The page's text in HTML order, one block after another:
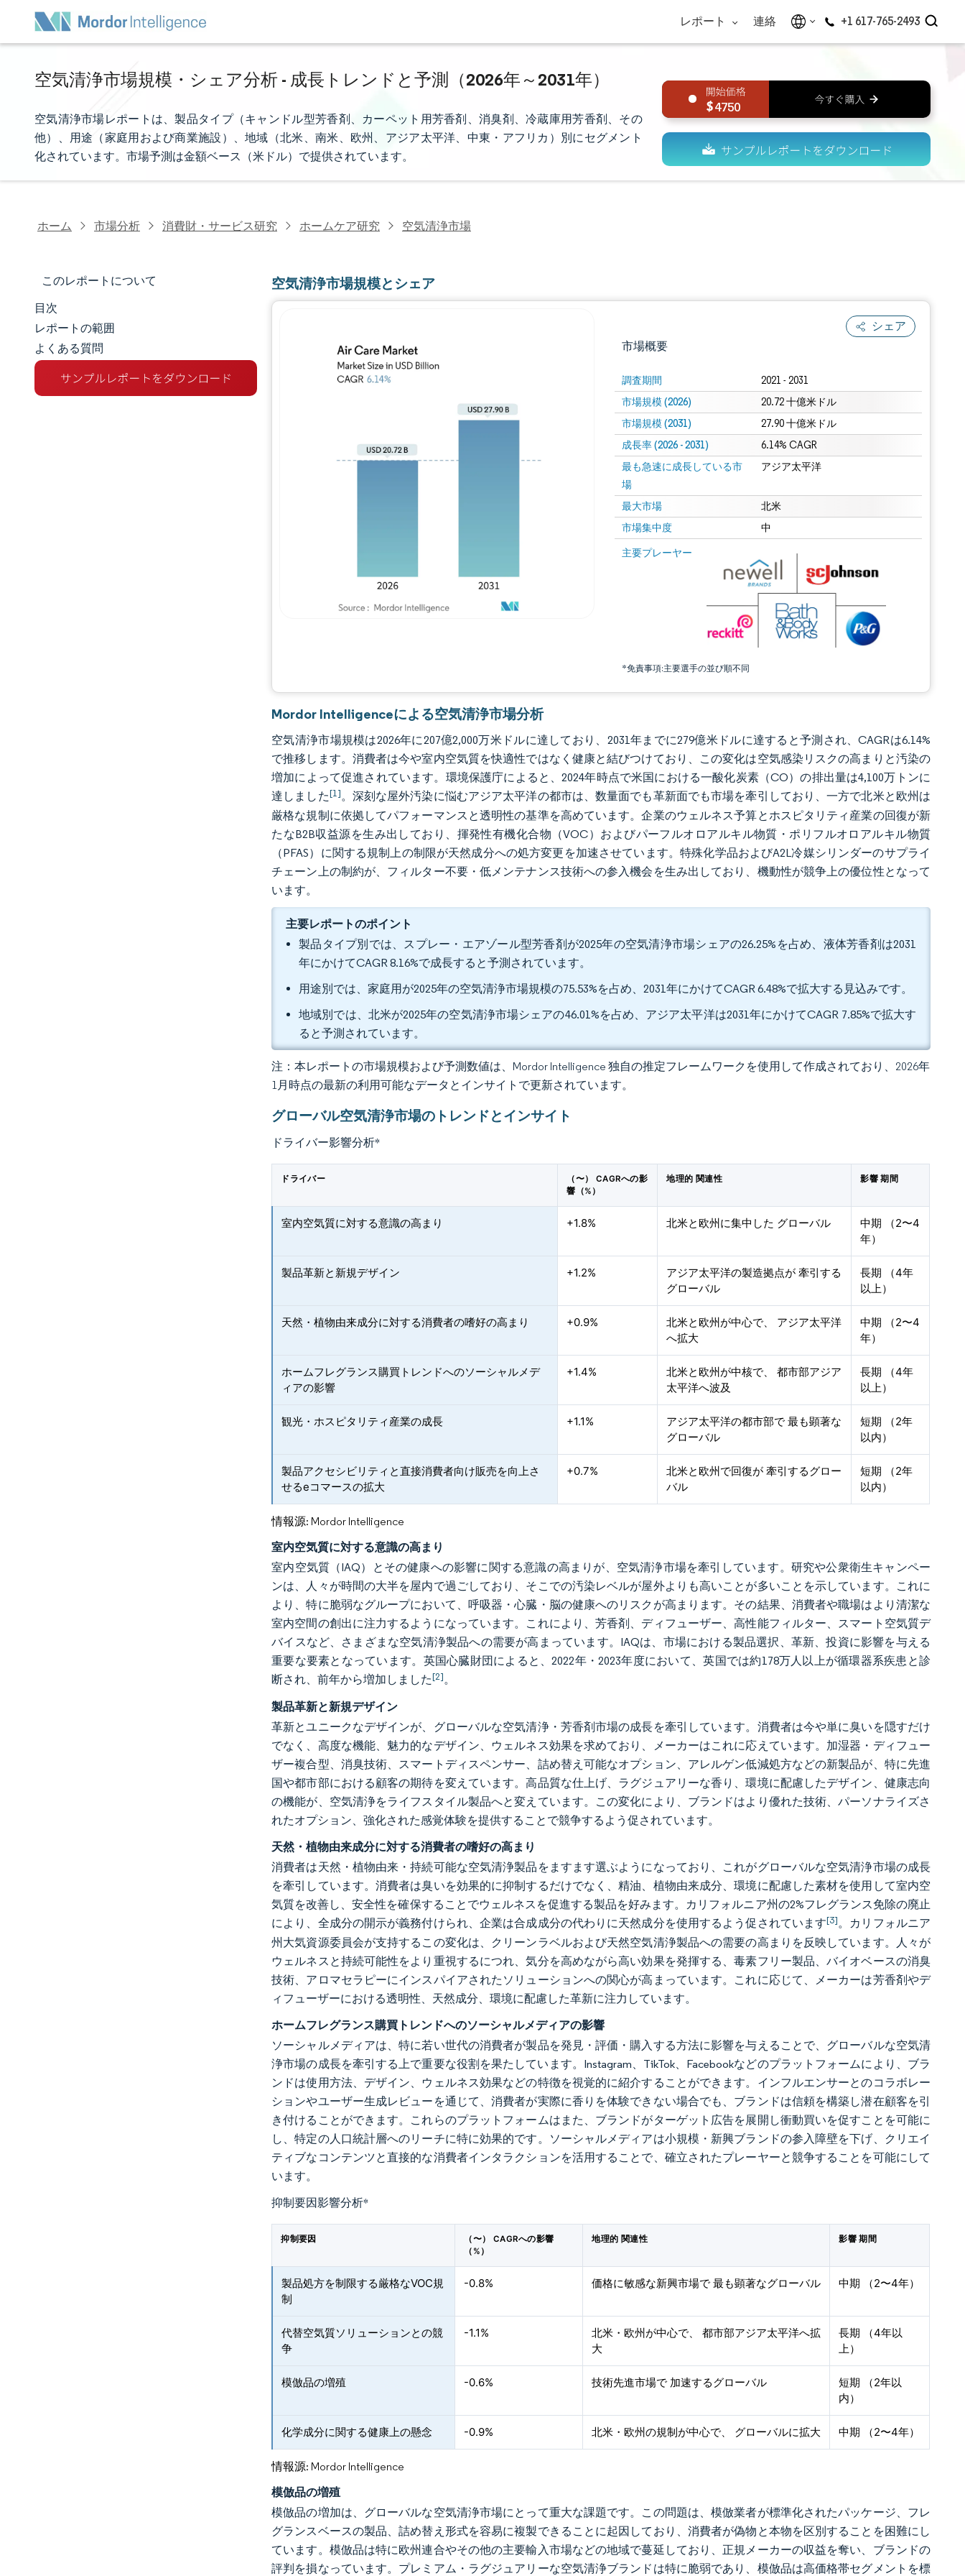
レポート 連絡 +1 617-765-2493
空気清浄市場規模・シェア分析 - 成長トレンドと予測（2026年～2031年）
空気清浄市場レポートは、製品タイプ（キャンドル型芳香剤、カーペット用芳香剤、消臭剤、冷蔵庫用芳香剤、その
他）、用途（家庭用および商業施設）、地域（北米、南米、欧州、アジア太平洋、中東・アフリカ）別にセグメント
化されています。市場予測は金額ベース（米ドル）で提供されています。
4750
ホーム 市場分析 消費財・サービス研究 ホームケア研究 空気清浄市場
このレポートについて
市場規模とシェア
市場分析
トレンドとインサイト
目次
レポートの範囲
よくある質問
空気清浄市場規模とシェア
シェア
市場概要
調査期間 2021 - 2031
市場規模 (2026) 20.72 十億米ドル
市場規模 (2031) 27.90 十億米ドル
成長率 (2026 - 2031) 6.14% CAGR
最も急速に成長している市
場
アジア太平洋
最大市場 北米
市場集中度 中
主要プレーヤー
*免責事項:主要選手の並び順不同
画像 © Mordor Intelligence。再利用にはCC BY 4.0の表示が必要です。
画像 © Mordor Intelligence。再利用にはCC BY 4.0の表示が必要です。
Mordor Intelligenceによる空気清浄市場分析
空気清浄市場規模は2026年に207億2,000万米ドルに達しており、2031年までに279億米ドルに達すると予測され、CAGRは6.14%
で推移します。消費者は今や室内空気質を快適性ではなく健康と結びつけており、この変化は空気感染リスクの高まりと汚染の
増加によって促進されています。環境保護庁によると、2024年時点で米国における一酸化炭素（CO）の排出量は4,100万トンに
達しました[1]。深刻な屋外汚染に悩むアジア太平洋の都市は、数量面でも革新面でも市場を牽引しており、一方で北米と欧州は
厳格な規制に依拠してパフォーマンスと透明性の基準を高めています。企業のウェルネス予算とホスピタリティ産業の回復が新
たなB2B収益源を生み出しており、揮発性有機化合物（VOC）およびパーフルオロアルキル物質・ポリフルオロアルキル物質
（PFAS）に関する規制上の制限が天然成分への処方変更を加速させています。特殊化学品およびA2L冷媒シリンダーのサプライ
チェーン上の制約が、フィルター不要・低メンテナンス技術への参入機会を生み出しており、機動性が競争上の優位性となって
います。
主要レポートのポイント
製品タイプ別では、スプレー・エアゾール型芳香剤が2025年の空気清浄市場シェアの26.25%を占め、液体芳香剤は2031
年にかけてCAGR 8.16%で成長すると予測されています。
用途別では、家庭用が2025年の空気清浄市場規模の75.53%を占め、2031年にかけてCAGR 6.48%で拡大する見込みです。
地域別では、北米が2025年の空気清浄市場シェアの46.01%を占め、アジア太平洋は2031年にかけてCAGR 7.85%で拡大す
ると予測されています。
注：本レポートの市場規模および予測数値は、Mordor Intelligence 独自の推定フレームワークを使用して作成されており、2026年
1月時点の最新の利用可能なデータとインサイトで更新されています。
グローバル空気清浄市場のトレンドとインサイト
ドライバー影響分析*
ドライバー
（〜） CAGRへの影
響（%）
地理的 関連性 影響 期間
室内空気質に対する意識の高まり +1.8% 北米と欧州に集中した グローバル
中期 （2〜4
年）
製品革新と新規デザイン +1.2%
アジア太平洋の製造拠点が 牽引する
グローバル
長期 （4年
以上）
天然・植物由来成分に対する消費者の嗜好の高まり +0.9%
北米と欧州が中心で、 アジア太平洋
へ拡大
中期 （2〜4
年）
ホームフレグランス購買トレンドへのソーシャルメデ
ィアの影響
+1.4%
北米と欧州が中核で、 都市部アジア
太平洋へ波及
長期 （4年
以上）
観光・ホスピタリティ産業の成長 +1.1%
アジア太平洋の都市部で 最も顕著な
グローバル
短期 （2年
以内）
製品アクセシビリティと直接消費者向け販売を向上さ
せるeコマースの拡大
+0.7%
北米と欧州で回復が 牽引するグロー
バル
短期 （2年
以内）
情報源: Mordor Intelligence
室内空気質に対する意識の高まり
室内空気質（IAQ）とその健康への影響に関する意識の高まりが、空気清浄市場を牽引しています。研究や公衆衛生キャンペー
ンは、人々が時間の大半を屋内で過ごしており、そこでの汚染レベルが屋外よりも高いことが多いことを示しています。これに
より、特に脆弱なグループにおいて、呼吸器・心臓・脳の健康へのリスクが高まります。その結果、消費者や職場はより清潔な
室内空間の創出に注力するようになっています。これにより、芳香剤、ディフューザー、高性能フィルター、スマート空気質デ
バイスなど、さまざまな空気清浄製品への需要が高まっています。IAQは、市場における製品選択、革新、投資に影響を与える
重要な要素となっています。英国心臓財団によると、2022年・2023年度において、英国では約178万人以上が循環器系疾患と診
断され、前年から増加しました[2]。
製品革新と新規デザイン
革新とユニークなデザインが、グローバルな空気清浄・芳香剤市場の成長を牽引しています。消費者は今や単に臭いを隠すだけ
でなく、高度な機能、魅力的なデザイン、ウェルネス効果を求めており、メーカーはこれに応えています。加湿器・ディフュー
ザー複合型、消臭技術、スマートディスペンサー、詰め替え可能なオプション、アレルゲン低減処方などの新製品が、特に先進
国や都市部における顧客の期待を変えています。高品質な仕上げ、ラグジュアリーな香り、環境に配慮したデザイン、健康志向
の機能が、空気清浄をライフスタイル製品へと変えています。この変化により、ブランドはより優れた技術、パーソナライズさ
れたオプション、強化された感覚体験を提供することで競争するよう促されています。
天然・植物由来成分に対する消費者の嗜好の高まり
消費者は天然・植物由来・持続可能な空気清浄製品をますます選ぶようになっており、これがグローバルな空気清浄市場の成長
を牽引しています。消費者は臭いを効果的に抑制するだけでなく、精油、植物由来成分、環境に配慮した素材を使用して室内空
気質を改善し、安全性を確保することでウェルネスを促進する製品を好みます。カリフォルニア州の2%フレグランス免除の廃止
により、全成分の開示が義務付けられ、企業は合成成分の代わりに天然成分を使用するよう促されています[3]。カリフォルニア
州大気資源委員会が支持するこの変化は、クリーンラベルおよび天然空気清浄製品への需要の高まりを反映しています。人々が
ウェルネスと持続可能性をより重視するにつれ、気分を高めながら高い効果を発揮する、毒素フリー製品、バイオベースの消臭
技術、アロマセラピーにインスパイアされたソリューションへの関心が高まっています。これに応じて、メーカーは芳香剤やデ
ィフューザーにおける透明性、天然成分、環境に配慮した革新に注力しています。
ホームフレグランス購買トレンドへのソーシャルメディアの影響
ソーシャルメディアは、特に若い世代の消費者が製品を発見・評価・購入する方法に影響を与えることで、グローバルな空気清
浄市場の成長を牽引する上で重要な役割を果たしています。Instagram、TikTok、Facebookなどのプラットフォームにより、ブラ
ンドは使用方法、デザイン、ウェルネス効果などの特徴を視覚的に紹介することができます。インフルエンサーとのコラボレー
ションやユーザー生成レビューを通じて、消費者が実際に香りを体験できない場合でも、ブランドは信頼を構築し潜在顧客を引
き付けることができます。これらのプラットフォームはまた、ブランドがターゲット広告を展開し衝動買いを促すことを可能に
し、特定の人口統計層へのリーチに特に効果的です。ソーシャルメディアは小規模・新興ブランドの参入障壁を下げ、クリエイ
ティブなコンテンツと直接的な消費者インタラクションを活用することで、確立されたプレーヤーと競争することを可能にして
います。
抑制要因影響分析*
抑制要因
（〜） CAGRへの影響
（%）
地理的 関連性 影響 期間
製品処方を制限する厳格なVOC規
制
-0.8% 価格に敏感な新興市場で 最も顕著なグローバル 中期 （2〜4年）
代替空気質ソリューションとの競
争
-1.1%
北米・欧州が中心で、 都市部アジア太平洋へ拡
大
長期 （4年以
上）
模倣品の増殖 -0.6% 技術先進市場で 加速するグローバル
短期 （2年以
内）
化学成分に関する健康上の懸念 -0.9% 北米・欧州の規制が中心で、 グローバルに拡大 中期 （2〜4年）
情報源: Mordor Intelligence
模倣品の増殖
模倣品の増加は、グローバルな空気清浄市場にとって重大な課題です。この問題は、模倣業者が標準化されたパッケージ、フレ
グランスベースの製品、詰め替え形式を容易に複製できることに起因しており、消費者が偽物と本物を区別することを困難にし
ています。模倣品は特に欧州連合やその他の主要輸入市場などの地域で蔓延しており、正規メーカーの収益を奪い、ブランドの
評判を損なっています。プレミアム・ラグジュアリーな空気清浄ブランドは特に脆弱であり、模倣品は高価格帯セグメントを標